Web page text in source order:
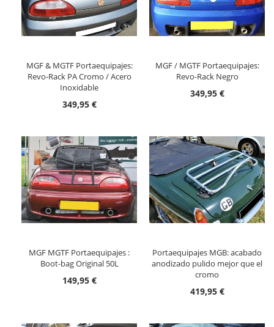
MGF & MGTF Portaequipajes:
Revo-Rack PA Cromo / Acero
Inoxidable
349,95 €
MGF / MGTF Portaequipajes:
Revo-Rack Negro
349,95 €
MGF MGTF Portaequipajes :
Boot-bag Original 50L
149,95 €
Portaequipajes MGB: acabado
anodizado pulido mejor que el
cromo
419,95 €